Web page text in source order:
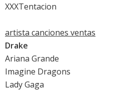
XXXTentacion
artista canciones ventas
Drake
Ariana Grande
Imagine Dragons
Lady Gaga